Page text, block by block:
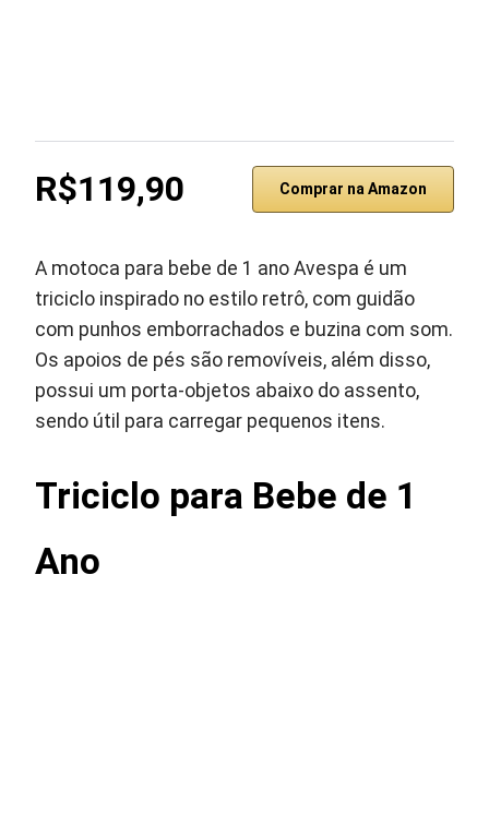
R$119,90 Comprar na Amazon
A motoca para bebe de 1 ano Avespa é um
triciclo inspirado no estilo retrô, com guidão
com punhos emborrachados e buzina com som.
Os apoios de pés são removíveis, além disso,
possui um porta-objetos abaixo do assento,
sendo útil para carregar pequenos itens.
Triciclo para Bebe de 1
Ano